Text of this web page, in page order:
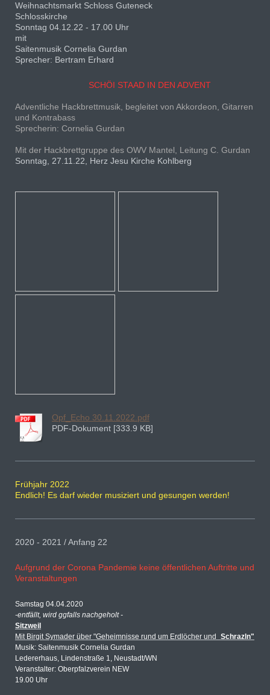
Weihnachtsmarkt Schloss Guteneck
Schlosskirche
Sonntag 04.12.22 - 17.00 Uhr
mit
Saitenmusik Cornelia Gurdan
Sprecher: Bertram Erhard
SCHÖI STAAD IN DEN ADVENT
Adventliche Hackbrettmusik, begleitet von Akkordeon, Gitarren
und Kontrabass
Sprecherin: Cornelia Gurdan
Mit der Hackbrettgruppe des OWV Mantel, Leitung C. Gurdan
Sonntag, 27.11.22, Herz Jesu Kirche Kohlberg
Opf_Echo 30.11.2022.pdf
PDF-Dokument [333.9 KB]
Frühjahr 2022
Endlich! Es darf wieder musiziert und gesungen werden!
2020 - 2021 / Anfang 22
Aufgrund der Corona Pandemie keine öffentlichen Auftritte und
Veranstaltungen
Samstag 04.04.2020
-entfällt, wird ggfalls nachgeholt -
Sitzweil
Mit Birgit Symader über "Geheimnisse rund um Erdlöcher und
Schrazln"
Musik: Saitenmusik Cornelia Gurdan
Ledererhaus, Lindenstraße 1, Neustadt/WN
Veranstalter: Oberpfalzverein NEW
19.00 Uhr